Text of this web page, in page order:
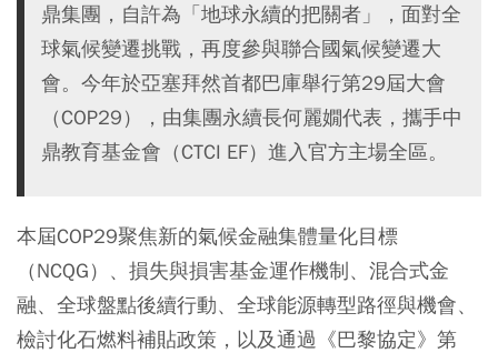
鼎集團，自許為「地球永續的把關者」，面對全
球氣候變遷挑戰，再度參與聯合國氣候變遷大
會。今年於亞塞拜然首都巴庫舉行第29屆大會
（COP29），由集團永續長何麗嫺代表，攜手中
鼎教育基金會（CTCI EF）進入官方主場全區。
本屆COP29聚焦新的氣候金融集體量化目標
（NCQG）、損失與損害基金運作機制、混合式金
融、全球盤點後續行動、全球能源轉型路徑與機會、
檢討化石燃料補貼政策，以及通過《巴黎協定》第